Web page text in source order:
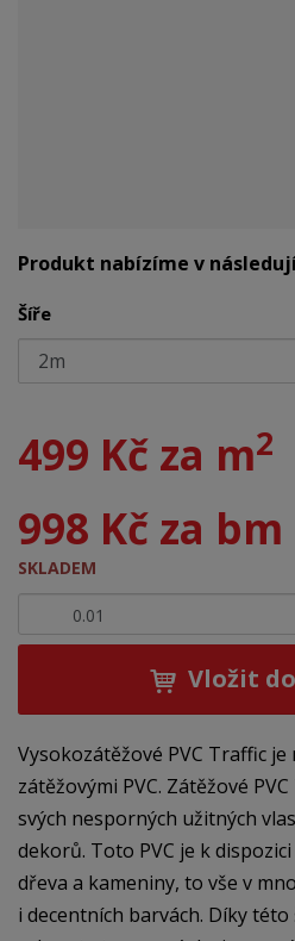
Produkt nabízíme v
Šíře
499 Kč za m2
998 Kč za bm
SKLADEM
Vložit
Vysokozátěžové PVC Traffic
zátěžovými PVC. Zátěžové
svých nesporných užitných
dekorů. Toto PVC je k
dřeva a kameniny, to vše v
i decentních barvách. Díky